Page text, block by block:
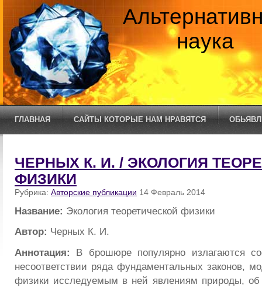
наука
ГЛАВНАЯ САЙТЫ КОТОРЫЕ НАМ НРАВЯТСЯ
ЧЕРНЫХ К. И. / ЭКОЛОГИЯ
ФИЗИКИ
Рубрика: Авторские публикации 14 Февраль 2014
Название: Экология теоретической физики
Автор: Черных К. И.
Аннотация: В брошюре популярно излагаются
несоответствии ряда фундаментальных законов,
физики исследуемым в ней явлениям природы, об